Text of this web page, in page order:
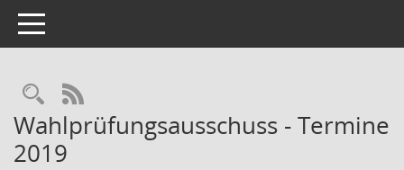
Toggle navigation
Rechercheauswahl
RSS-Feed
Wahlprüfungsausschuss - Termine
2019